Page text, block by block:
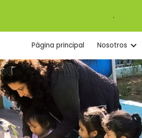
.
Página principal Nosotros